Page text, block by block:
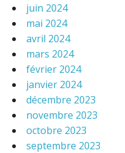
juin 2024
mai 2024
avril 2024
mars 2024
février 2024
janvier 2024
décembre 2023
novembre 2023
octobre 2023
septembre 2023